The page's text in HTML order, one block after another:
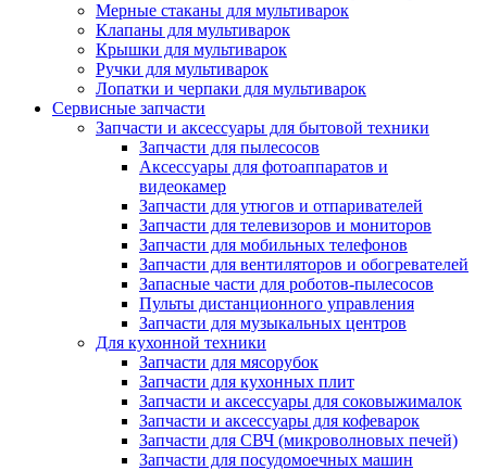
Мерные стаканы для мультиварок
Клапаны для мультиварок
Крышки для мультиварок
Ручки для мультиварок
Лопатки и черпаки для мультиварок
Сервисные запчасти
Запчасти и аксессуары для бытовой техники
Запчасти для пылесосов
Аксессуары для фотоаппаратов и
видеокамер
Запчасти для утюгов и отпаривателей
Запчасти для телевизоров и мониторов
Запчасти для мобильных телефонов
Запчасти для вентиляторов и обогревателей
Запасные части для роботов-пылесосов
Пульты дистанционного управления
Запчасти для музыкальных центров
Для кухонной техники
Запчасти для мясорубок
Запчасти для кухонных плит
Запчасти и аксессуары для соковыжималок
Запчасти и аксессуары для кофеварок
Запчасти для СВЧ (микроволновых печей)
Запчасти для посудомоечных машин